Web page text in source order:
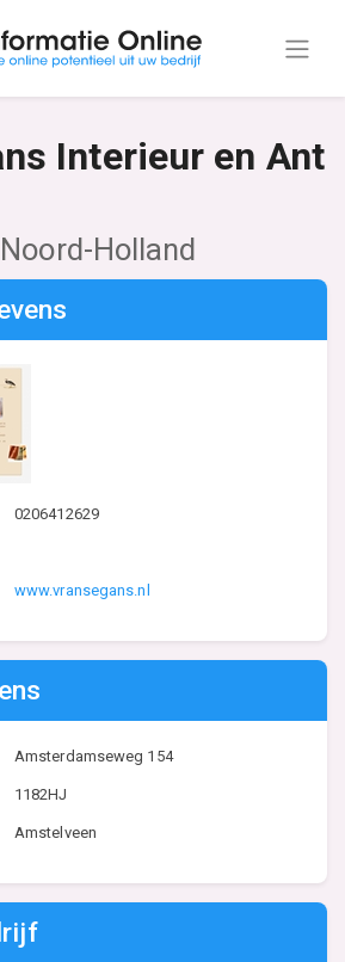
Interieur en Ant
Holland
0206412629
www.vransegans.nl
Amsterdamseweg 154
1182HJ
Amstelveen